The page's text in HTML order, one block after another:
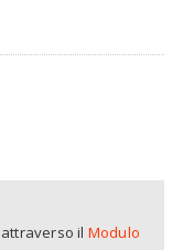
attraverso il Modulo